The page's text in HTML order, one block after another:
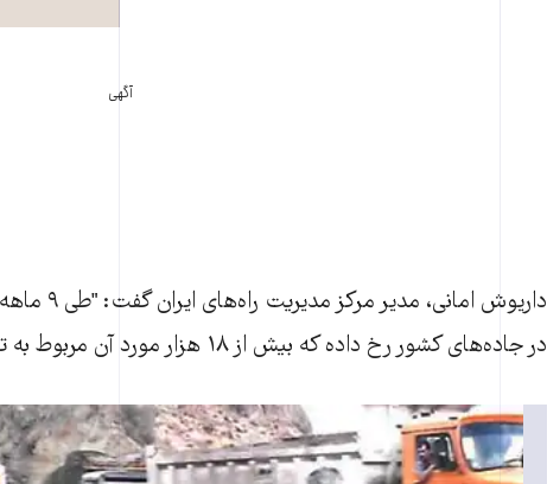
آگهی
در جاده‌های کشور رخ داده که بيش از ۱۸ هزار مورد آن مربوط به تصادفات بوده است."